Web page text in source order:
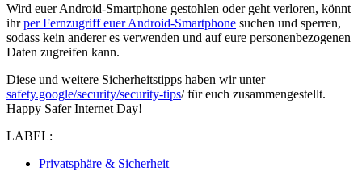
Wird euer Android-Smartphone gestohlen oder geht verloren, könnt
ihrper Fernzugriff euer Android-Smartphone suchen und sperren,
sodass kein anderer es verwenden und auf eure personenbezogenen
Daten zugreifen kann.
Diese und weitere Sicherheitstipps haben wir unter
safety.google/security/security-tips/ für euch zusammengestellt.
Happy Safer Internet Day!
LABEL:
Privatsphäre & Sicherheit